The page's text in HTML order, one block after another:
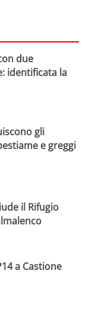
due
identificata la
gli
e greggi
il Rifugio
a Castione